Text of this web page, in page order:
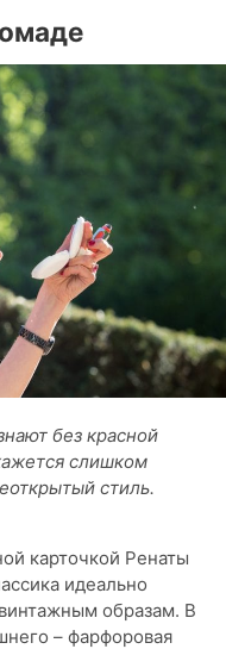
без красной
слишком
стиль.
карточкой Ренаты
идеально
образам. В
– фарфоровая